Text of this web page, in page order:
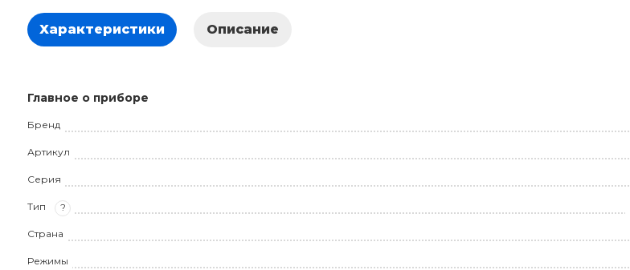
Характеристики Описание
Главное о приборе
Бренд
Артикул
Серия
Тип ?
Страна
Режимы